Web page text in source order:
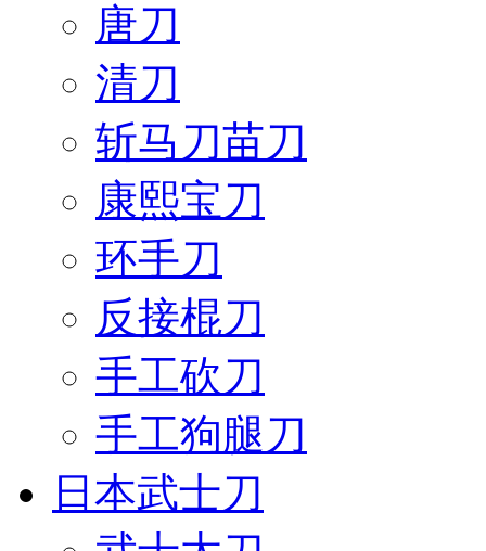
唐刀
清刀
斩马刀苗刀
康熙宝刀
环手刀
反接棍刀
手工砍刀
手工狗腿刀
日本武士刀